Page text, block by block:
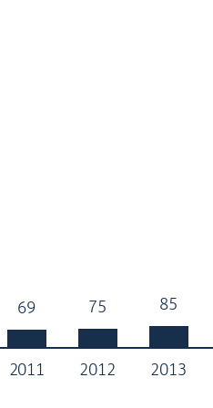
2011 2012 2013
69
69 75
75 85
85